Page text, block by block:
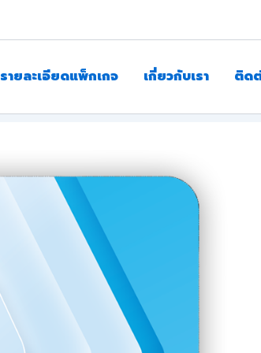
รายละเอียดแพ็กเกจ เกี่ยวกับเรา ติด